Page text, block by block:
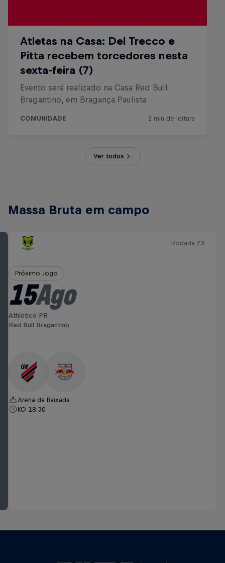
Ver todos
Massa Bruta em campo
Rodada 23
Próximo Jogo
15Ago
Athletico PR
Red Bull Bragantino
Arena da Baixada
KO 18:30